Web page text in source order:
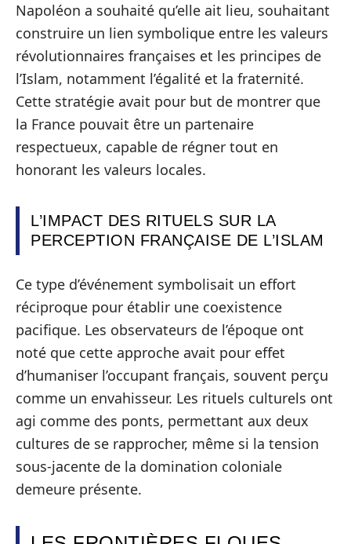
Napoléon a souhaité qu’elle ait lieu, souhaitant
construire un lien symbolique entre les valeurs
révolutionnaires françaises et les principes de
l’Islam, notamment l’égalité et la fraternité.
Cette stratégie avait pour but de montrer que
la France pouvait être un partenaire
respectueux, capable de régner tout en
honorant les valeurs locales.
L’IMPACT DES RITUELS SUR LA
PERCEPTION FRANÇAISE DE L’ISLAM
Ce type d’événement symbolisait un effort
réciproque pour établir une coexistence
pacifique. Les observateurs de l’époque ont
noté que cette approche avait pour effet
d’humaniser l’occupant français, souvent perçu
comme un envahisseur. Les rituels culturels ont
agi comme des ponts, permettant aux deux
cultures de se rapprocher, même si la tension
sous-jacente de la domination coloniale
demeure présente.